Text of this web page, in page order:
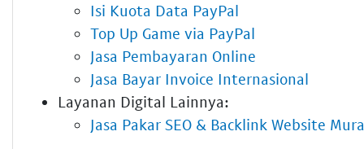
Isi Kuota Data PayPal
Top Up Game via PayPal
Jasa Pembayaran Online
Jasa Bayar Invoice Internasional
Layanan Digital Lainnya:
Jasa Pakar SEO & Backlink Website